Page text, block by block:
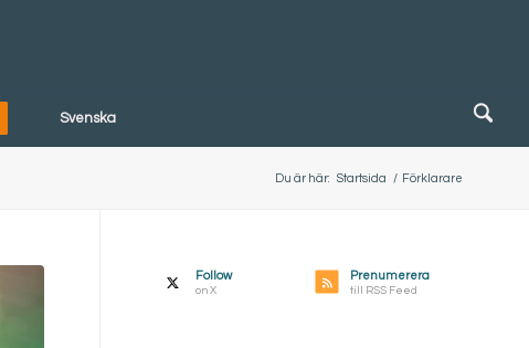
Svenska
Du är här: Startsida / Förklarare
Follow
on X
Prenumerera
till RSS Feed